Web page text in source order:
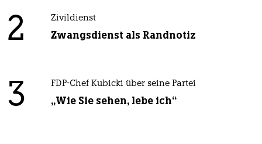
2 Zivildienst
Zwangsdienst als Randnotiz
3 FDP-Chef Kubicki über seine Partei
„Wie Sie sehen, lebe ich“